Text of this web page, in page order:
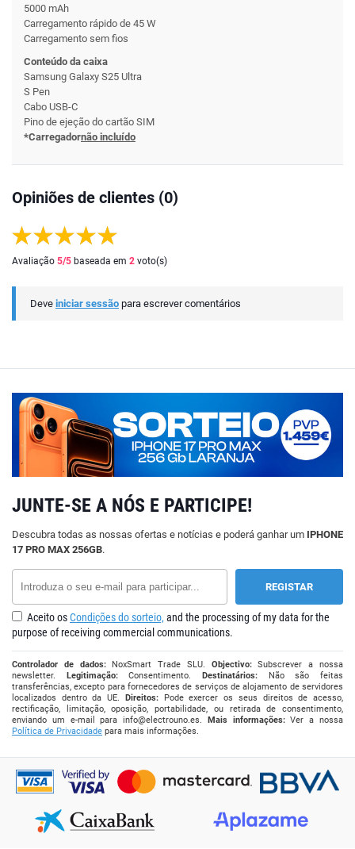
5000 mAh
Carregamento rápido de 45 W
Carregamento sem fios
Conteúdo da caixa
Samsung Galaxy S25 Ultra
S Pen
Cabo USB-C
Pino de ejeção do cartão SIM
*Carregadornão incluído
Opiniões de clientes (0)
Avaliação 5/5 baseada em 2 voto(s)
Deve iniciar sessão para escrever comentários
JUNTE-SE A NÓS E PARTICIPE!
Descubra todas as nossas ofertas e notícias e poderá ganhar um IPHONE
17 PRO MAX 256GB.
Aceito osCondições do sorteio, and the processing of my data for the
purpose of receiving commercial communications.
Controlador de dados:NoxSmart Trade SLU. Objectivo:Subscrever a nossa
newsletter. Legitimação:Consentimento.Destinatários: Não são feitas
transferências, excepto para fornecedores de serviços de alojamento de servidores
localizados dentro da UE. Direitos:Pode exercer os seus direitos de acesso,
rectificação, limitação, oposição, portabilidade, ou retirada de consentimento,
enviando um e-mail parainfo@electrouno.es. Mais informações:Ver a nossa
Política de Privacidade para mais informações.